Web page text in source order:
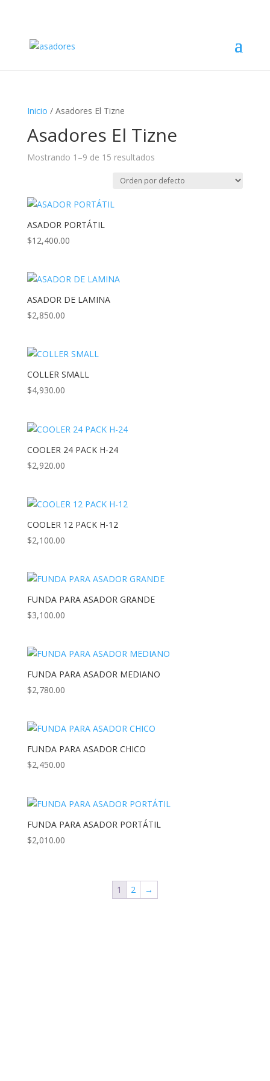
Inicio / Asadores El Tizne
Asadores El Tizne
Mostrando 1–9 de 15 resultados
ASADOR PORTÁTIL
$12,400.00
ASADOR DE LAMINA
$2,850.00
COLLER SMALL
$4,930.00
COOLER 24 PACK H-24
$2,920.00
COOLER 12 PACK H-12
$2,100.00
FUNDA PARA ASADOR GRANDE
$3,100.00
FUNDA PARA ASADOR MEDIANO
$2,780.00
FUNDA PARA ASADOR CHICO
$2,450.00
FUNDA PARA ASADOR PORTÁTIL
$2,010.00
1 2 →